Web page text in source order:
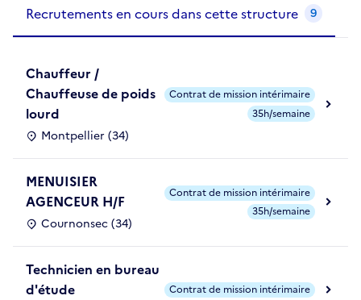
Recrutements en cours dans cette structure 9
Chauffeur /
Chauffeuse de poids
lourd
Montpellier (34)
Contrat de mission intérimaire
35h/semaine
MENUISIER
AGENCEUR H/F
Cournonsec (34)
Contrat de mission intérimaire
35h/semaine
Technicien en bureau
d'étude
Contrat de mission intérimaire